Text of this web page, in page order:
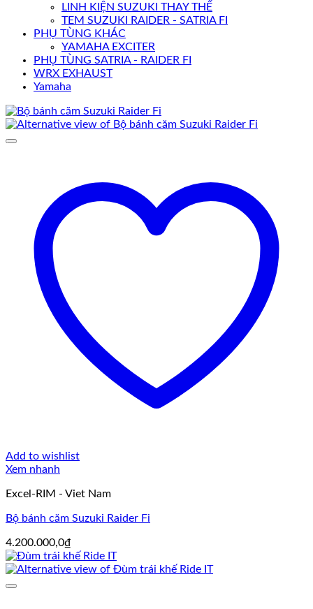
LINH KIỆN SUZUKI THAY THẾ
TEM SUZUKI RAIDER - SATRIA FI
PHỤ TÙNG KHÁC
YAMAHA EXCITER
PHỤ TÙNG SATRIA - RAIDER FI
WRX EXHAUST
Yamaha
Add to wishlist
Xem nhanh
Excel-RIM - Viet Nam
Bộ bánh căm Suzuki Raider Fi
4.200.000,0₫